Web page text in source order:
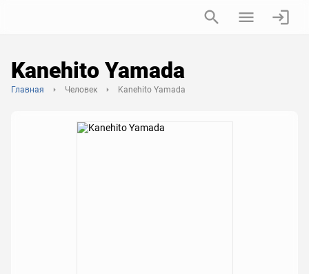
Kanehito Yamada
Главная Человек Kanehito Yamada